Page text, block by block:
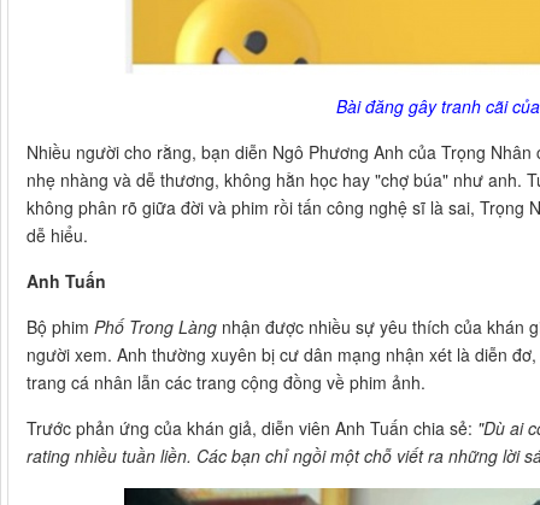
Bài đăng gây tranh cãi
Nhiều người cho rằng, bạn diễn Ngô Phương Anh của Trọng
nhẹ nhàng và dễ thương, không hằn học hay "chợ búa" như anh.
không phân rõ giữa đời và phim rồi tấn công nghệ sĩ là sai,
dễ hiểu.
Anh Tuấn
Bộ phim Phố Trong Làng nhận được nhiều sự yêu thích của khán
người xem. Anh thường xuyên bị cư dân mạng nhận xét là diễn
trang cá nhân lẫn các trang cộng đồng về phim ảnh.
Trước phản ứng của khán giả, diễn viên Anh Tuấn chia sẻ: "Dù ai
rating nhiều tuần liền. Các bạn chỉ ngồi một chỗ viết ra những lời